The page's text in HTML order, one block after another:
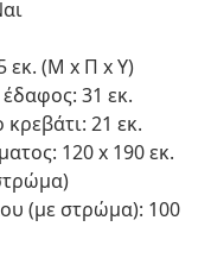
εκ. (Μ x Π x Υ)
31 εκ.
21 εκ.
120 x 190 εκ.
(με στρώμα): 100